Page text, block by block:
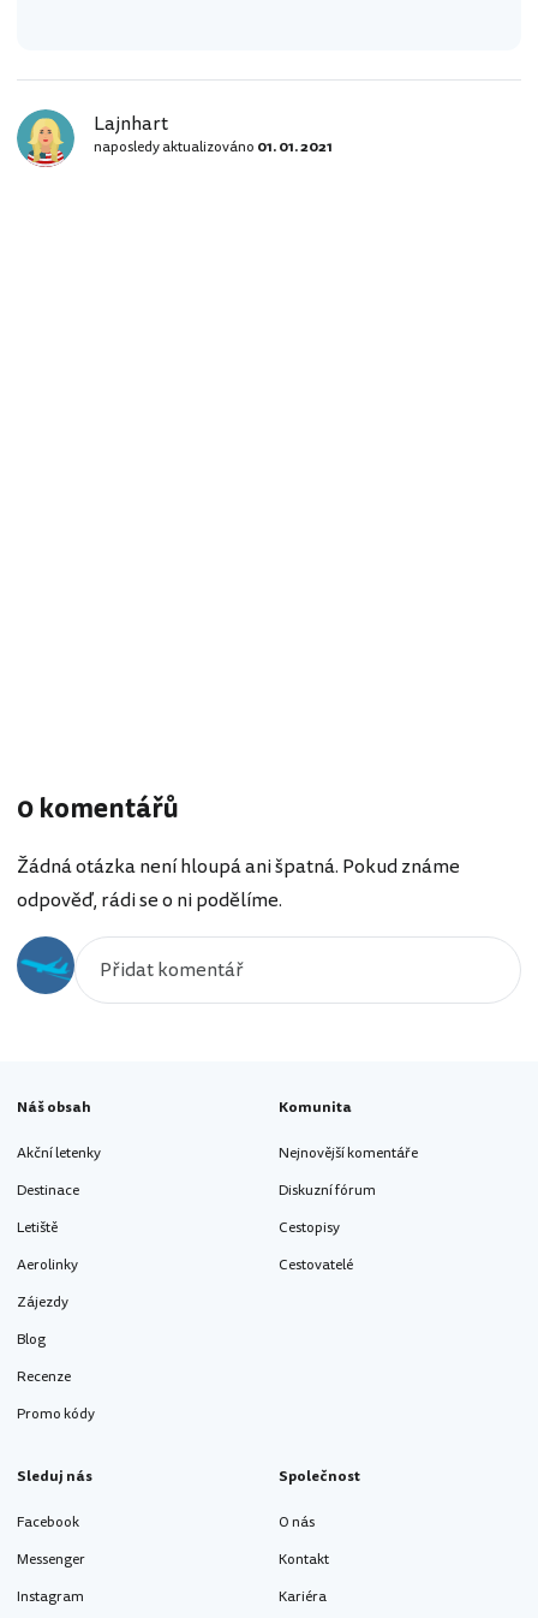
Lajnhart
naposledy aktualizováno 01. 01. 2021
0 komentářů
Žádná otázka není hloupá ani špatná. Pokud známe
odpověď, rádi se o ni podělíme.
Náš obsah
Akční letenky
Destinace
Letiště
Aerolinky
Zájezdy
Blog
Recenze
Promo kódy
Komunita
Nejnovější komentáře
Diskuzní fórum
Cestopisy
Cestovatelé
Sleduj nás
Facebook
Messenger
Instagram
Společnost
O nás
Kontakt
Kariéra